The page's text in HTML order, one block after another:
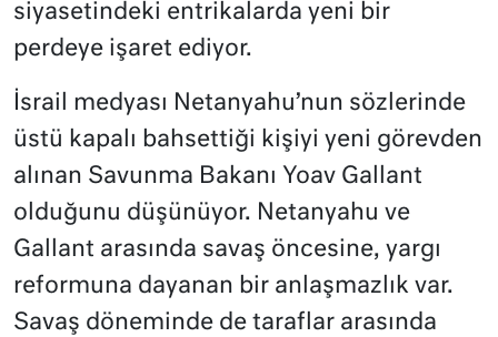
siyasetindeki entrikalarda yeni bir
perdeye işaret ediyor.
İsrail medyası Netanyahu’nun sözlerinde
üstü kapalı bahsettiği kişiyi yeni görevden
alınan Savunma Bakanı Yoav Gallant
olduğunu düşünüyor. Netanyahu ve
Gallant arasında savaş öncesine, yargı
reformuna dayanan bir anlaşmazlık var.
Savaş döneminde de taraflar arasında